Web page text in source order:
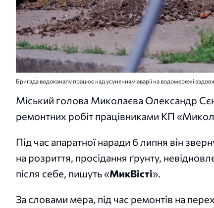
Бригада водоканалу працює над усуненням аварії на водомережі
Міський голова Миколаєва Олександр
ремонтних робіт працівниками КП
Під час апаратної наради 6 липня він
на розриття, просідання ґрунту,
після себе, пишуть «МикВісті».
За словами мера, під час ремонтів на